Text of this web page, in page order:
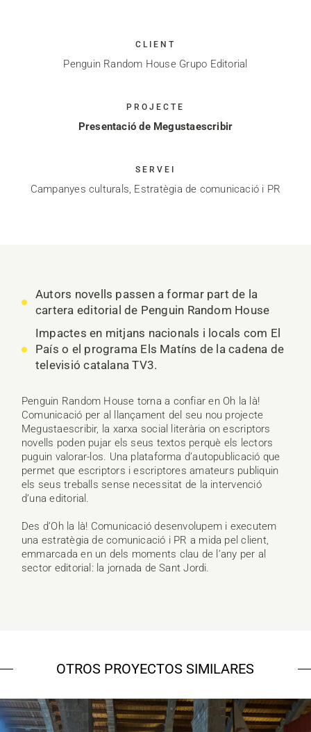
CLIENT
Penguin Random House Grupo Editorial
PROJECTE
Presentació de Megustaescribir
SERVEI
Campanyes culturals, Estratègia de comunicació i PR
Autors novells passen a formar part de la
cartera editorial de Penguin Random House
Impactes en mitjans nacionals i locals com El
País o el programa Els Matíns de la cadena de
televisió catalana TV3.
Penguin Random House torna a confiar en Oh la là!
Comunicació per al llançament del seu nou projecte
Megustaescribir, la xarxa social literària on escriptors
novells poden pujar els seus textos perquè els lectors
puguin valorar-los. Una plataforma d’autopublicació que
permet que escriptors i escriptores amateurs publiquin
els seus treballs sense necessitat de la intervenció
d’una editorial.
Des d’Oh la là! Comunicació desenvolupem i executem
una estratègia de comunicació i PR a mida pel client,
emmarcada en un dels moments clau de l’any per al
sector editorial: la jornada de Sant Jordi.
OTROS PROYECTOS SIMILARES